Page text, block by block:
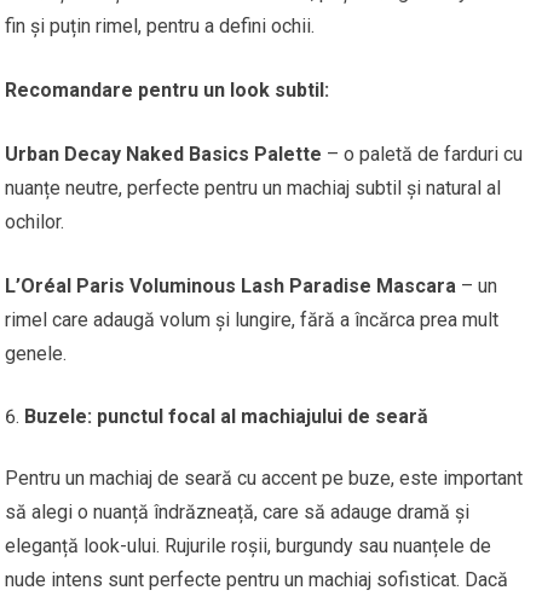
fin și puțin rimel, pentru a defini ochii.
Recomandare pentru un look subtil:
Urban Decay Naked Basics Palette – o paletă de farduri cu
nuanțe neutre, perfecte pentru un machiaj subtil și natural al
ochilor.
L’Oréal Paris Voluminous Lash Paradise Mascara – un
rimel care adaugă volum și lungire, fără a încărca prea mult
genele.
Buzele: punctul focal al machiajului de seară
Pentru un machiaj de seară cu accent pe buze, este important
să alegi o nuanță îndrăzneață, care să adauge dramă și
eleganță look-ului. Rujurile roșii, burgundy sau nuanțele de
nude intens sunt perfecte pentru un machiaj sofisticat. Dacă